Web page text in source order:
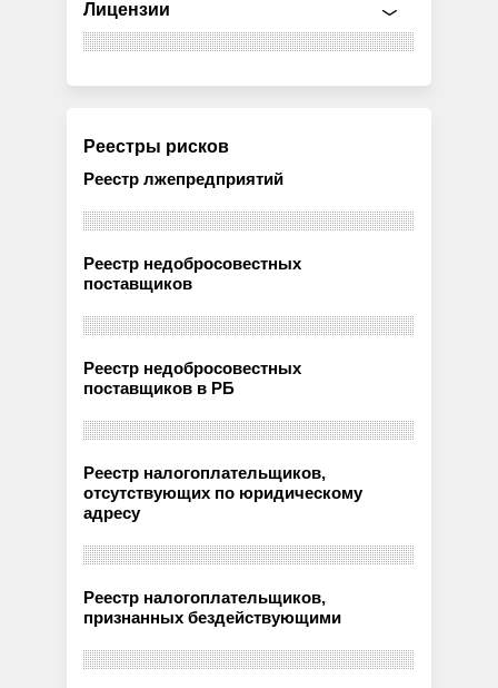
Лицензии
Реестры рисков
Реестр лжепредприятий
Реестр недобросовестных
поставщиков
Реестр недобросовестных
поставщиков в РБ
Реестр налогоплательщиков,
отсутствующих по юридическому
адресу
Реестр налогоплательщиков,
признанных бездействующими